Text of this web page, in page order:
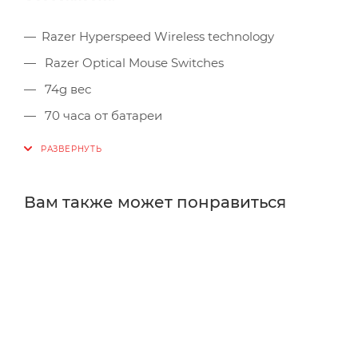
Razer Hyperspeed Wireless technology
Razer Optical Mouse Switches
74g вес
70 часа от батареи
Переключатели Razer Optical Mouse Switches с
Вам также может понравиться